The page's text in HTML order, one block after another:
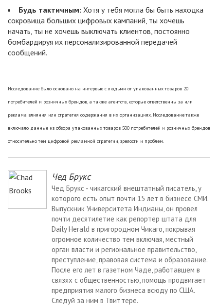
Будь тактичным: Хотя у тебя могла бы быть находка
сокровища больших цифровых кампаний, ты хочешь
начать, ты не хочешь выключать клиентов, постоянно
бомбардируя их персонализированной передачей
сообщений.
Исследование было основано на интервью с людьми от упакованных товаров 20
потребителей и розничных брендов, а также агентств, которые ответственны за или
реклама влияния или стратегия содержания в их организациях. Исследование также
включало данные из обзора упакованных товаров 500 потребителей и розничных брендов
относительно тем цифровой рекламной стратегии, зрелости и проблем.
Чед Брукс
Чед Брукс - чикагский внештатный писатель, у
которого есть опыт почти 15 лет в бизнесе СМИ.
Выпускник Университета Индианы, он провел
почти десятилетие как репортер штата для
Daily Herald в пригородном Чикаго, покрывая
огромное количество тем включая, местный
орган власти и региональное правительство,
преступление, правовая система и образование.
После его лет в газетном Чаде, работавшем в
связях с общественностью, помощь продвигает
предприятия малого бизнеса всюду по США.
Следуй за ним в Твиттере.